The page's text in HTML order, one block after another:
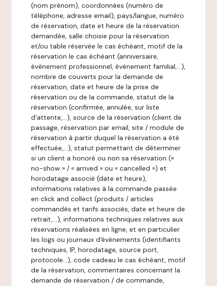
(nom prénom), coordonnées (numéro de
téléphone, adresse email), pays/langue, numéro
de réservation, date et heure de la réservation
demandée, salle choisie pour la réservation
et/ou table réservée le cas échéant, motif de la
réservation le cas échéant (anniversaire,
évènement professionnel, évènement familial,…),
nombre de couverts pour la demande de
réservation, date et heure de la prise de
réservation ou de la commande, statut de la
réservation (confirmée, annulée, sur liste
d'attente,…), source de la réservation (client de
passage, réservation par email, site / module de
réservation à partir duquel la réservation a été
effectuée,…), statut permettant de déterminer
si un client a honoré ou non sa réservation («
no-show » / « arrived » ou « cancelled ») et
horodatage associé (date et heure),
informations relatives à la commande passée
en click and collect (produits / articles
commandés et tarifs associés, date et heure de
retrait,…), informations techniques relatives aux
réservations réalisées en ligne, et en particulier
les logs ou journaux d'évènements (identifiants
techniques, IP, horodatage, source port,
protocole…), code cadeau le cas échéant, motif
de la réservation, commentaires concernant la
demande de réservation / de commande,